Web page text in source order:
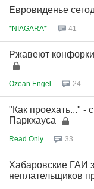
Евровиденье
*NIAGARA* 41
Ржавеют
Ozean Engel 24
"Как проехать..." -
Паркхауса
Read Only 33
Хабаровские ГАИ
неплательщиков